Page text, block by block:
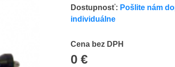
Dostupnosť: Pošlite nám
individuálne
Cena bez DPH
0 €
Cena s DPH